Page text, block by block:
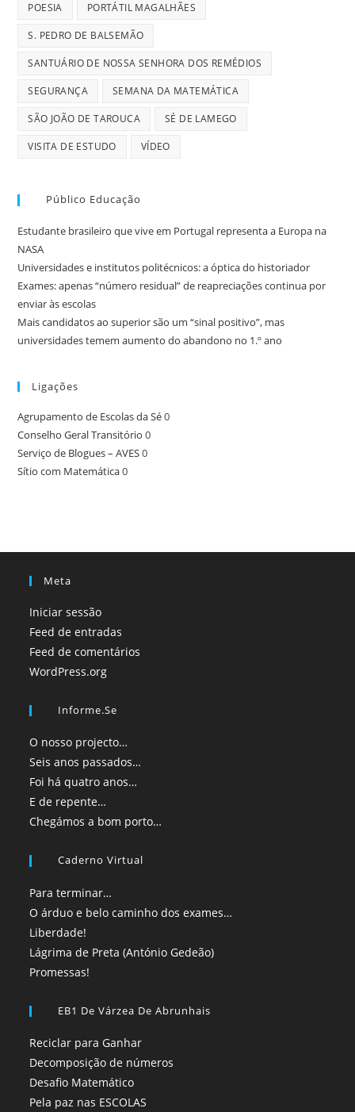
POESIA PORTÁTIL MAGALHÃES
S. PEDRO DE BALSEMÃO
SANTUÁRIO DE NOSSA SENHORA DOS REMÉDIOS
SEGURANÇA SEMANA DA MATEMÁTICA
SÃO JOÃO DE TAROUCA SÉ DE LAMEGO
VISITA DE ESTUDO VÍDEO
Público Educação
Estudante brasileiro que vive em Portugal representa a Europa na
NASA
Universidades e institutos politécnicos: a óptica do historiador
Exames: apenas “número residual” de reapreciações continua por
enviar às escolas
Mais candidatos ao superior são um “sinal positivo”, mas
universidades temem aumento do abandono no 1.º ano
Ligações
Agrupamento de Escolas da Sé0
Conselho Geral Transitório 0
Serviço de Blogues – AVES0
Sítio com Matemática0
Meta
Iniciar sessão
Feed de entradas
Feed de comentários
WordPress.org
Informe.se
O nosso projecto…
Seis anos passados…
Foi há quatro anos…
E de repente…
Chegámos a bom porto…
Caderno Virtual
Para terminar…
O árduo e belo caminho dos exames…
Liberdade!
Lágrima de Preta (António Gedeão)
Promessas!
EB1 De Várzea De Abrunhais
Reciclar para Ganhar
Decomposição de números
Desafio Matemático
Pela paz nas ESCOLAS